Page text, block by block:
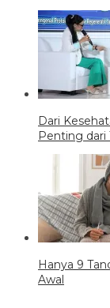
Dari
Penting
Hanya 9
Awal